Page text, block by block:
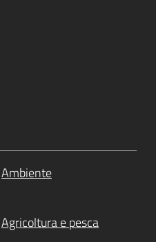
Ambiente
Agricoltura e pesca